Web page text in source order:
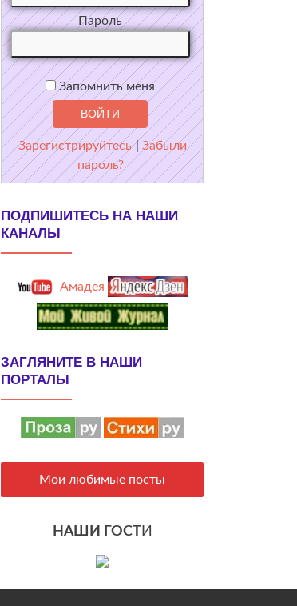
Пароль
Запомнить меня
Зарегистрируйтесь | Забыли
пароль?
ПОДПИШИТЕСЬ НА НАШИ
КАНАЛЫ
Амадея
ЗАГЛЯНИТЕ В НАШИ
ПОРТАЛЫ
Мои любимые посты
НАШИ ГОСТИ